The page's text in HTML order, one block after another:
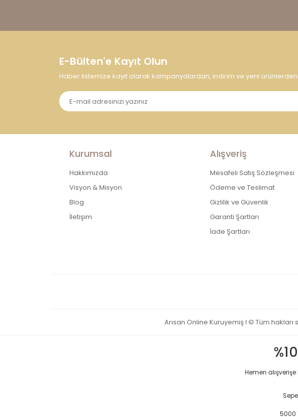
E-Bülten'e Kayıt Olun
Haber listemize kayıt olarak kampanyalardan, indirim ve yeni
Kurumsal
Hakkımızda
Visyon & Misyon
Blog
İletişim
Alışveriş
Mesafeli Satış Sözleşmesi
Ödeme ve Teslimat
Gizlilik ve Güvenlik
Garanti Şartları
İade Şartları
Arısan Online Kuruyemiş I © Tüm hakları
Hemen
5000